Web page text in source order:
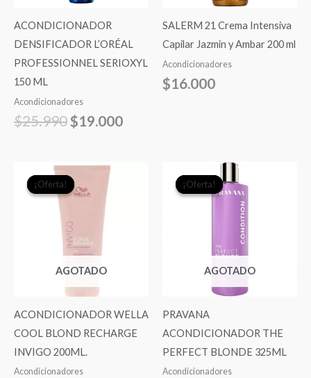
ACONDICIONADOR
DENSIFICADOR L’ORÉAL
PROFESSIONNEL SERIOXYL
150 ML
Acondicionadores
$25.990 $19.000
SALERM 21 Crema Intensiva
Capilar Jazmin y Ambar 200 ml
Acondicionadores
$16.000
¡Oferta!
AGOTADO
¡Oferta!
ACONDICIONADOR WELLA
COOL BLOND RECHARGE
INVIGO 200ML.
Acondicionadores
El
precio
original
era:
$22.990.
¡Oferta!
AGOTADO
¡Oferta!
PRAVANA
ACONDICIONADOR THE
PERFECT BLONDE 325ML
Acondicionadores
El
precio
original
era:
$20.990.